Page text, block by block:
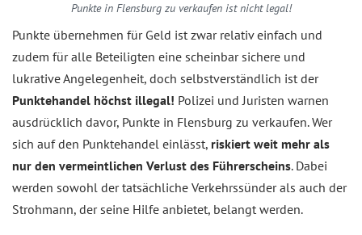
Punkte in Flensburg zu verkaufen ist nicht legal!
Punkte übernehmen für Geld ist zwar relativ einfach und
zudem für alle Beteiligten eine scheinbar sichere und
lukrative Angelegenheit, doch selbstverständlich ist der
Punktehandel höchst illegal! Polizei und Juristen warnen
ausdrücklich davor, Punkte in Flensburg zu verkaufen. Wer
sich auf den Punktehandel einlässt, riskiert weit mehr als
nur den vermeintlichen Verlust des Führerscheins. Dabei
werden sowohl der tatsächliche Verkehrssünder als auch der
Strohmann, der seine Hilfe anbietet, belangt werden.